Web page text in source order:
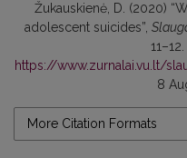
Žukauskienė, D. (2020)
adolescent suicides”,
https://www.zurnalai.vu.lt/
8
More Citation Formats